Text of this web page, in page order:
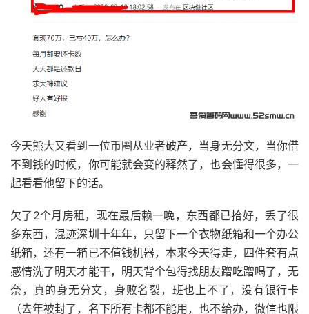
今天熊大又看到一位币圈从业者破产，当身无分文，当你借
不到钱的时候，你可能就会变的释然了，也会懂得很多，一
起看看他留下的话。
欠了2个月房租，现在最后赖一晚，东西都已拾好，丢了很
多东西，混迹深圳十年年，只留下一个衣物纸箱和一个办公
纸箱，还有一箱已不值钱机器，本来今天得走，四件套有点
感情洗了明天才能干，明天背个包得找朋友蹭吃蹭喝了，无
奈，真的身无分文，身败名裂，班也上不了，没有银行卡
（去年被封了，名下所有卡都不能用，也不给办，微信也限